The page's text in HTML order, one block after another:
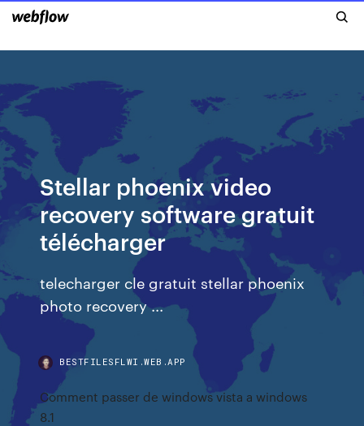
Stellar phoenix video
recovery software gratuit
télécharger
telecharger cle gratuit stellar phoenix
photo recovery ...
BESTFILESFLWI.WEB.APP
Comment passer de windows vista a windows
8.1